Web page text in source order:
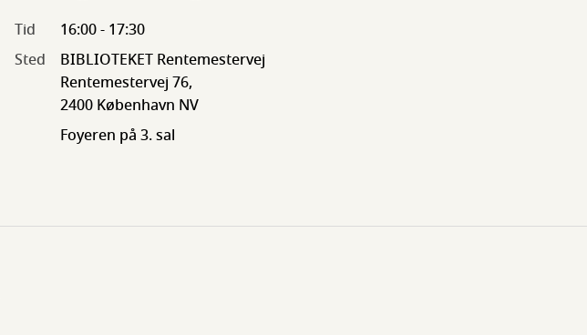
Tid
16:00 - 17:30
Sted
BIBLIOTEKET Rentemestervej
Rentemestervej 76,
2400 København NV
Foyeren på 3. sal